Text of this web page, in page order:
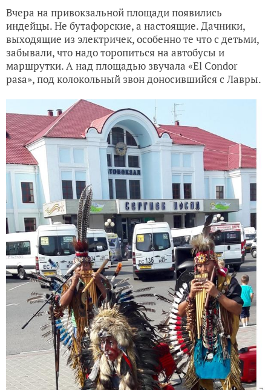
Вчера на привокзальной площади появились
индейцы. Не бутафорские, а настоящие. Дачники,
выходящие из электричек, особенно те что с детьми,
забывали, что надо торопиться на автобусы и
маршрутки. А над площадью звучала «El Condor
pasa», под колокольный звон доносившийся с Лавры.